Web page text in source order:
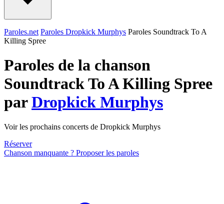
Paroles.net Paroles Dropkick Murphys Paroles Soundtrack To A
Killing Spree
Paroles de la chanson
Soundtrack To A Killing Spree
parDropkick Murphys
Voir les prochains concerts de Dropkick Murphys
Réserver
Chanson manquante ? Proposer les paroles